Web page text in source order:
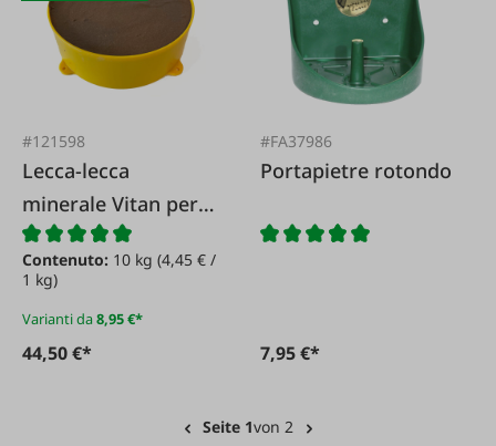
#121598
Lecca-lecca
minerale Vitan per
bovini
Contenuto: 10 kg (4,45 € /
1 kg)
Varianti da8,95 €*
44,50 €*
#FA37986
Portapietre rotondo
7,95 €*
Seite 1von 2